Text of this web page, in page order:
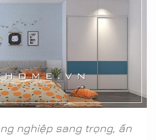
nghiệp sang trọng, ấn